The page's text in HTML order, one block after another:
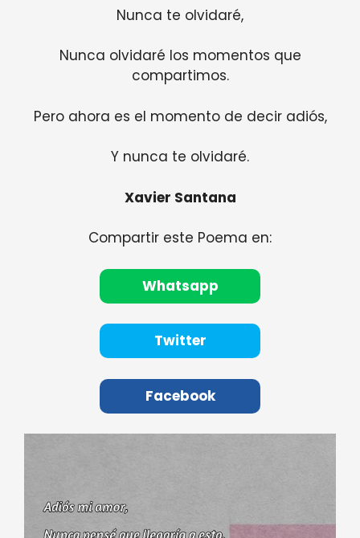
Nunca te olvidaré,
Nunca olvidaré los momentos que
compartimos.
Pero ahora es el momento de decir adiós,
Y nunca te olvidaré.
Xavier Santana
Compartir este Poema en:
Whatsapp
Twitter
Facebook